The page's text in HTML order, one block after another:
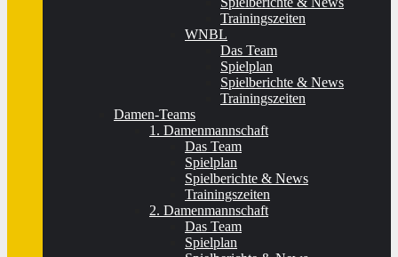
Trainingszeiten
WNBL
Das Team
Spielplan
Spielberichte & News
Trainingszeiten
Damen-Teams
1. Damenmannschaft
Das Team
Spielplan
Spielberichte & News
Trainingszeiten
2. Damenmannschaft
Das Team
Spielplan